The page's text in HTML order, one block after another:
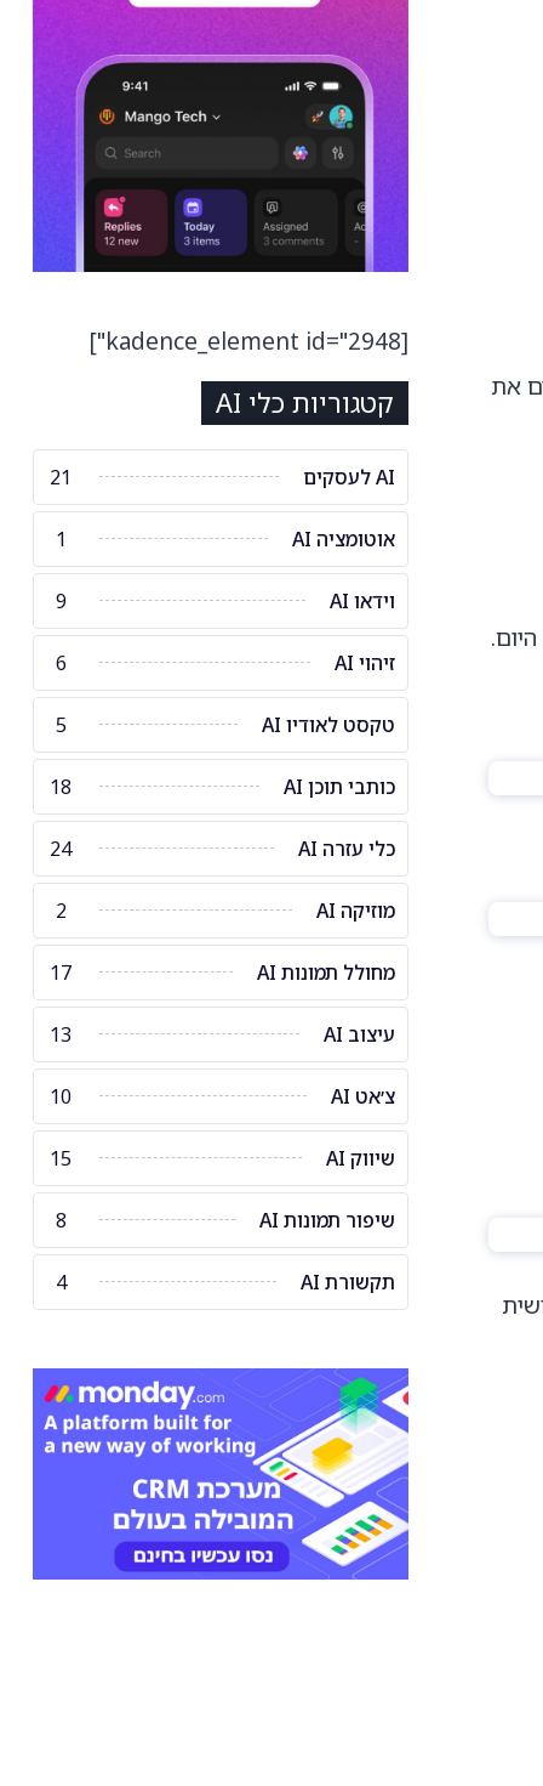
משנים את
[kadence_element id="2948"]
קטגוריות כלי AI
AI לעסקים 21
אוטומציה AI 1
וידאו AI 9
זיהוי AI 6
טקסט לאודיו AI 5
כותבי תוכן AI 18
כלי עזרה AI 24
מוזיקה AI 2
מחולל תמונות AI 17
עיצוב AI 13
צ׳אט AI 10
שיווק AI 15
שיפור תמונות AI 8
תקשורת AI 4